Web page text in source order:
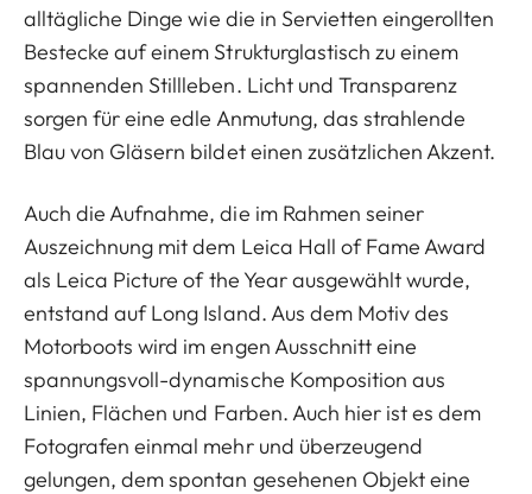
alltägliche Dinge wie die in Servietten eingerollten
Bestecke auf einem Strukturglastisch zu einem
spannenden Stillleben. Licht und Transparenz
sorgen für eine edle Anmutung, das strahlende
Blau von Gläsern bildet einen zusätzlichen Akzent.
Auch die Aufnahme, die im Rahmen seiner
Auszeichnung mit dem Leica Hall of Fame Award
als Leica Picture of the Year ausgewählt wurde,
entstand auf Long Island. Aus dem Motiv des
Motorboots wird im engen Ausschnitt eine
spannungsvoll-dynamische Komposition aus
Linien, Flächen und Farben. Auch hier ist es dem
Fotografen einmal mehr und überzeugend
gelungen, dem spontan gesehenen Objekt eine